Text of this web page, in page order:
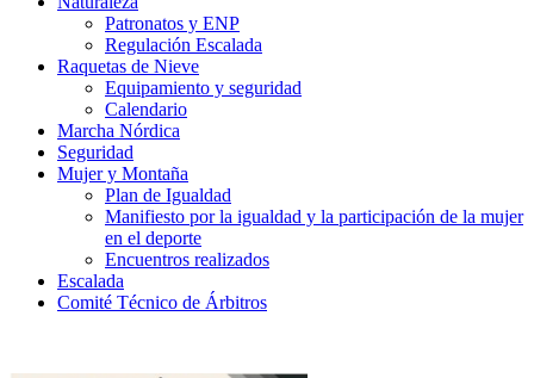
Patronatos y ENP
Regulación Escalada
Raquetas de Nieve
Equipamiento y seguridad
Calendario
Marcha Nórdica
Seguridad
Mujer y Montaña
Plan de Igualdad
Manifiesto por la igualdad y la participación de la mujer
en el deporte
Encuentros realizados
Escalada
Comité Técnico de Árbitros